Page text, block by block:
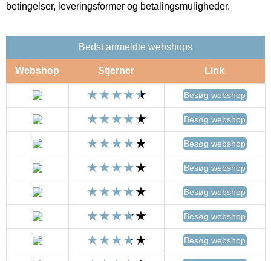
betingelser, leveringsformer og betalingsmuligheder.
Bedst anmeldte webshops
Webshop Stjerner Link
Besøg webshop
Besøg webshop
Besøg webshop
Besøg webshop
Besøg webshop
Besøg webshop
Besøg webshop